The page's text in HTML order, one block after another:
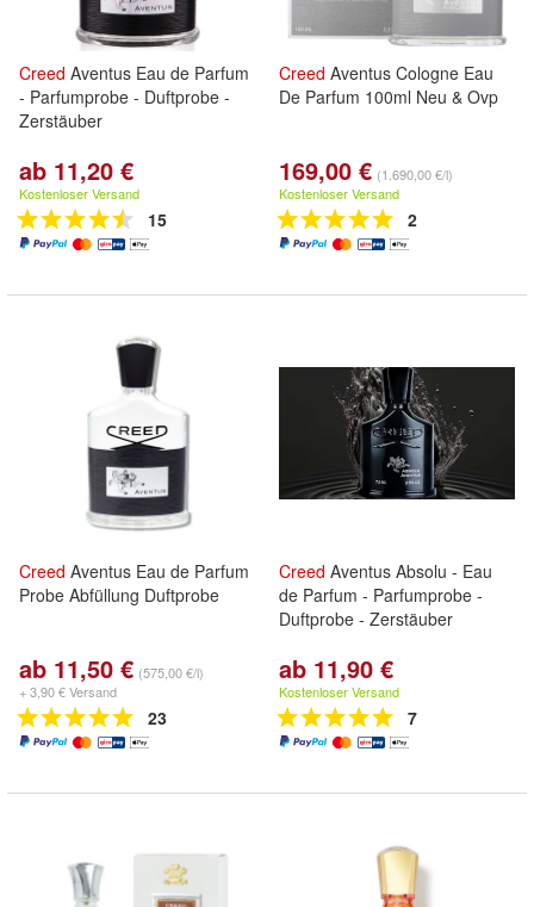
Creed Aventus Eau de Parfum
- Parfumprobe - Duftprobe -
Zerstäuber
ab 11,20 €
Kostenloser Versand
15
Creed Aventus Cologne Eau
De Parfum 100ml Neu & Ovp
169,00 € (1.690,00 €/l)
Kostenloser Versand
2
Creed Aventus Eau de Parfum
Probe Abfüllung Duftprobe
ab 11,50 € (575,00 €/l)
+ 3,90 € Versand
23
Creed Aventus Absolu - Eau
de Parfum - Parfumprobe -
Duftprobe - Zerstäuber
ab 11,90 €
Kostenloser Versand
7